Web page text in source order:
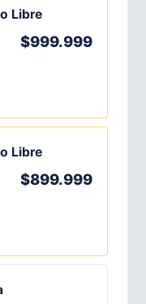
Libre
$999.999
Libre
$899.999